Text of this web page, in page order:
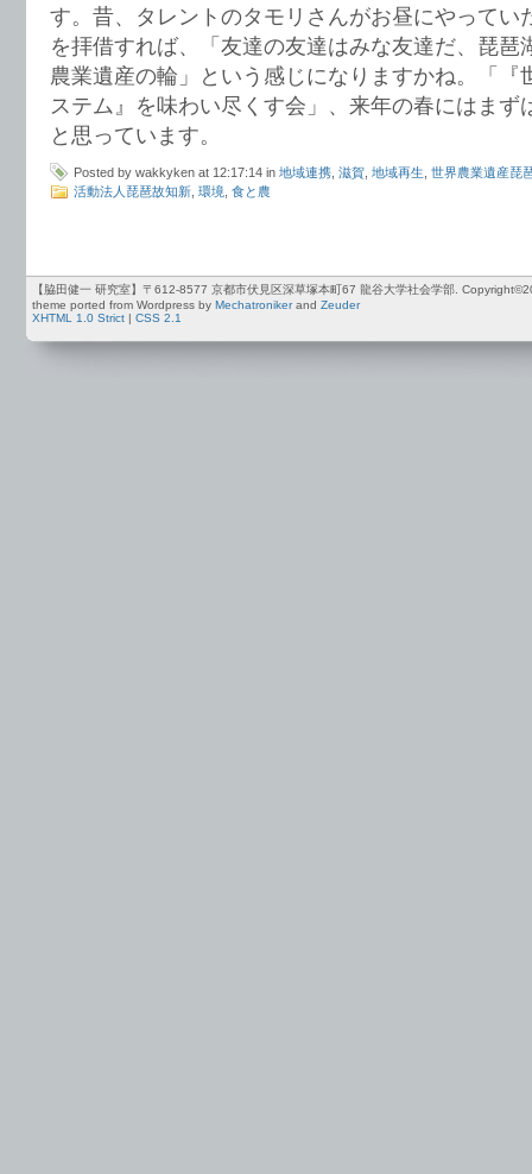
す。昔、タレントのタモリさんがお昼にやってい
を拝借すれば、「友達の友達はみな友達だ、琵琶
農業遺産の輪」という感じになりますかね。「『
ステム』を味わい尽くす会」、来年の春にはまず
と思っています。
Posted by wakkyken at 12:17:14 in 地域連携 滋賀 地域再生 世界農業遺産琵
活動法人琵琶故知新 環境 食と農
【脇田健一 研究室】〒612-8577 京都市伏見区深草塚本町67 龍谷大学社会学部.
theme ported from Wordpress by Mechatronikerand Zeuder
XHTML 1.0 Strict | CSS 2.1